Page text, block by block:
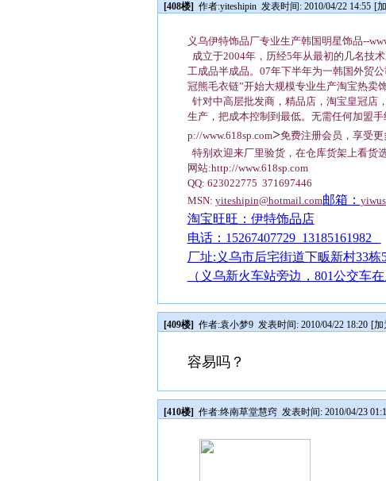
[408楼] 作者:yiteshipin 发表时间: 2010/04/22 14:55 [
义乌伊特饰品厂专业生产韩国明星饰品--
成立于2004年，历经5年从最初的几名技
工成品半成品。07年下半年为一韩国外贸
冠熊毛衣链”开始大规模专业生产淘宝热卖
针对中高层批发商，精品店，淘宝皇冠店
生产，把成本控制到最低。无需任何加盟
p://www.618sp.com>免费注册会员，享受
特别欢迎来厂里验货，在仓库货架上看货选
网站:http://www.618sp.com
QQ: 623022775 371697446
MSN: yiteshipin@hotmail.com邮箱：
淘宝旺旺：伊特饰品店
电话：15267407729 13185161982
厂址:义乌市后宅街道下畈新村33栋
（义乌新火车站旁边，801公交车
[409楼] 作者:袁小梦9 发表时间: 2010/04/22 18:20 [加
容易吗？
[410楼] 作者:终南草堂慧窍 发表时间: 2010/04/23